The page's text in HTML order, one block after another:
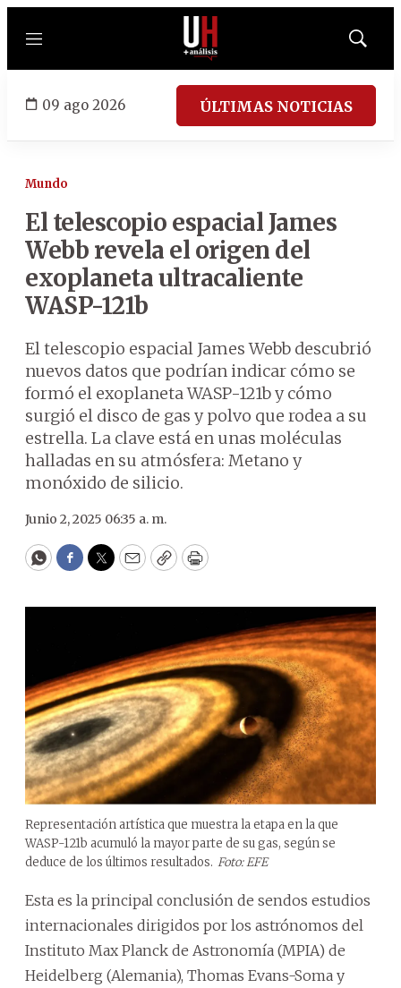
Menú
Mostrar
09 ago 2026 ÚLTIMAS NOTICIAS
Mundo
El telescopio espacial James
Webb revela el origen del
exoplaneta ultracaliente
WASP-121b
El telescopio espacial James Webb descubrió
nuevos datos que podrían indicar cómo se
formó el exoplaneta WASP-121b y cómo
surgió el disco de gas y polvo que rodea a su
estrella. La clave está en unas moléculas
halladas en su atmósfera: Metano y
monóxido de silicio.
Junio 2, 2025 06:35 a. m.
WhatsApp
Facebook
Twitter
EmailCopyPrint
Representación artística que muestra la etapa en la que
WASP-121b acumuló la mayor parte de su gas, según se
deduce de los últimos resultados. Foto: EFE
Esta es la principal conclusión de sendos estudios
internacionales dirigidos por los astrónomos del
Instituto Max Planck de Astronomía (MPIA) de
Heidelberg (Alemania), Thomas Evans-Soma y